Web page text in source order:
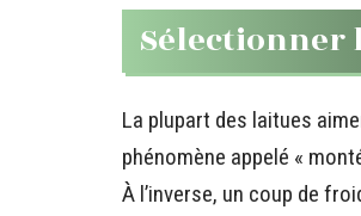
Sélectionner
La plupart des laitues
phénomène appelé «
À l’inverse, un coup de